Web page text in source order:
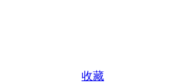
收藏